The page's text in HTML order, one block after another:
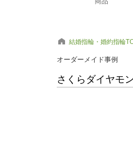
結婚指輪・婚約指輪
オーダーメイド事例
さくらダイヤモ